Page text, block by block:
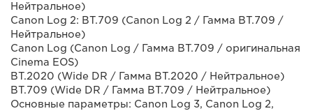
Нейтральное)
Canon Log 2: BT.709 (Canon Log 2 / Гамма BT.709 /
Нейтральное)
Canon Log (Canon Log / Гамма BT.709 / оригинальная
Cinema EOS)
BT.2020 (Wide DR / Гамма BT.2020 / Нейтральное)
BT.709 (Wide DR / Гамма BT.709 / Нейтральное)
Основные параметры: Canon Log 3, Canon Log 2,